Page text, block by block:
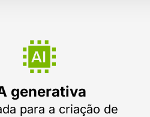
generativa
para a criação de